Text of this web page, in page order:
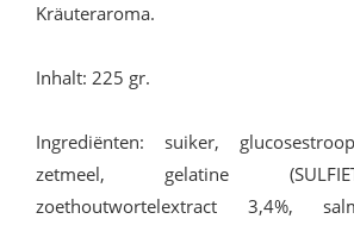
Kräuteraroma.
Inhalt: 225 gr.
Ingrediënten: suiker,
zetmeel, gelatine
zoethoutwortelextract 3,4%,